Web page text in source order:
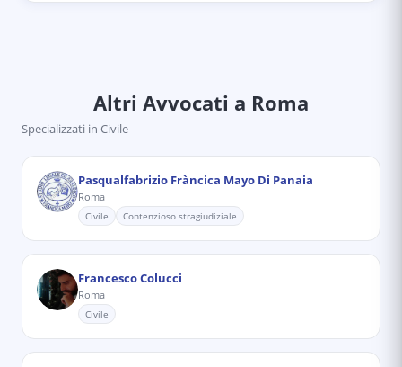
Altri Avvocati a Roma
Specializzati in Civile
Pasqualfabrizio Fràncica Mayo Di Panaia
Roma
Civile Contenzioso stragiudiziale
Francesco Colucci
Roma
Civile